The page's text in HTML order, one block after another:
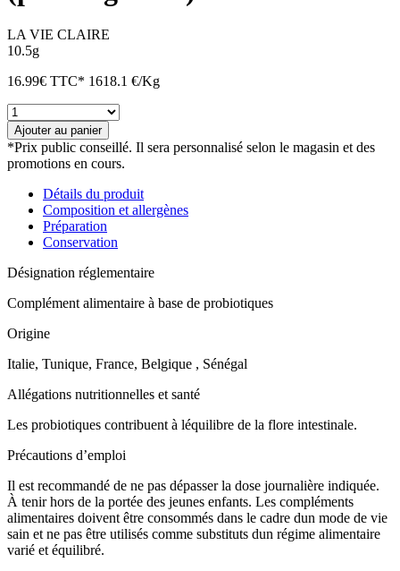
LA VIE CLAIRE
10.5g
16.99€ TTC* 1618.1 €/Kg
quantité
de
Probiotiques
50Milliards*
UFC
(pour
gélules)
Ajouter au panier
*Prix public conseillé. Il sera personnalisé selon le magasin et des
promotions en cours.
Détails du produit
Composition et allergènes
Préparation
Conservation
Désignation réglementaire
Complément alimentaire à base de probiotiques
Origine
Italie, Tunique, France, Belgique , Sénégal
Allégations nutritionnelles et santé
Les probiotiques contribuent à léquilibre de la flore intestinale.
Précautions d’emploi
Il est recommandé de ne pas dépasser la dose journalière indiquée.
À tenir hors de la portée des jeunes enfants. Les compléments
alimentaires doivent être consommés dans le cadre dun mode de vie
sain et ne pas être utilisés comme substituts dun régime alimentaire
varié et équilibré.